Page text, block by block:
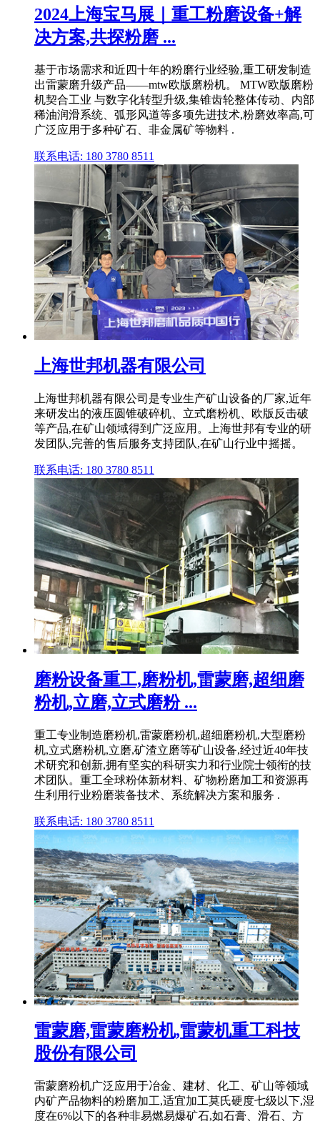
2024上海宝马展｜重工粉磨设备+解
决方案,共探粉磨 ...
基于市场需求和近四十年的粉磨行业经验,重工研发制造
出雷蒙磨升级产品——mtw欧版磨粉机。 MTW欧版磨粉
机契合工业 与数字化转型升级,集锥齿轮整体传动、内部
稀油润滑系统、弧形风道等多项先进技术,粉磨效率高,可
广泛应用于多种矿石、非金属矿等物料 .
联系电话: 180 3780 8511
上海世邦机器有限公司
上海世邦机器有限公司是专业生产矿山设备的厂家,近年
来研发出的液压圆锥破碎机、立式磨粉机、欧版反击破
等产品,在矿山领域得到广泛应用。上海世邦有专业的研
发团队,完善的售后服务支持团队,在矿山行业中摇摇。
联系电话: 180 3780 8511
磨粉设备重工,磨粉机,雷蒙磨,超细磨
粉机,立磨,立式磨粉 ...
重工专业制造磨粉机,雷蒙磨粉机,超细磨粉机,大型磨粉
机,立式磨粉机,立磨,矿渣立磨等矿山设备,经过近40年技
术研究和创新,拥有坚实的科研实力和行业院士领衔的技
术团队。重工全球粉体新材料、矿物粉磨加工和资源再
生利用行业粉磨装备技术、系统解决方案和服务 .
联系电话: 180 3780 8511
雷蒙磨,雷蒙磨粉机,雷蒙机重工科技
股份有限公司
雷蒙磨粉机广泛应用于冶金、建材、化工、矿山等领域
内矿产品物料的粉磨加工,适宜加工莫氏硬度七级以下,湿
度在6%以下的各种非易燃易爆矿石,如石膏、滑石、方